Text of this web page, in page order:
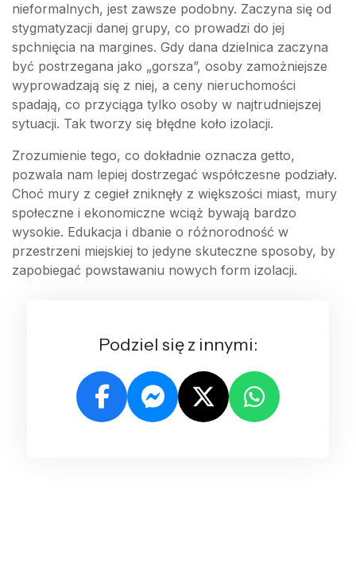
nieformalnych, jest zawsze podobny. Zaczyna się od
stygmatyzacji danej grupy, co prowadzi do jej
spchnięcia na margines. Gdy dana dzielnica zaczyna
być postrzegana jako „gorsza”, osoby zamożniejsze
wyprowadzają się z niej, a ceny nieruchomości
spadają, co przyciąga tylko osoby w najtrudniejszej
sytuacji. Tak tworzy się błędne koło izolacji.
Zrozumienie tego, co dokładnie oznacza getto,
pozwala nam lepiej dostrzegać współczesne podziały.
Choć mury z cegieł zniknęły z większości miast, mury
społeczne i ekonomiczne wciąż bywają bardzo
wysokie. Edukacja i dbanie o różnorodność w
przestrzeni miejskiej to jedyne skuteczne sposoby, by
zapobiegać powstawaniu nowych form izolacji.
Podziel się z innymi: